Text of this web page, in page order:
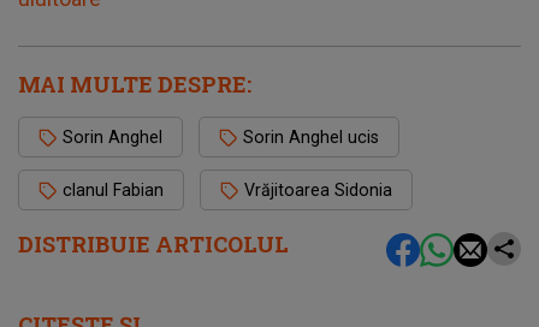
DISTRIBUIE ARTICOLUL
MAI MULTE DESPRE:
Sorin Anghel Sorin Anghel ucis
clanul Fabian Vrăjitoarea Sidonia